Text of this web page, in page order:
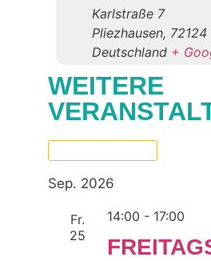
Karlstraße 7
Pliezhausen, 72124
Deutschland +
WEITERE
Select
date.
Sep. 2026
Fr.
25
14:00 - 17:00